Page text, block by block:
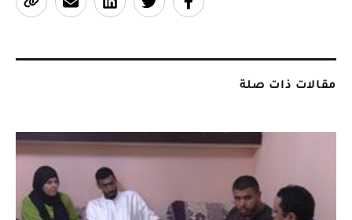
مقالات ذات صلة